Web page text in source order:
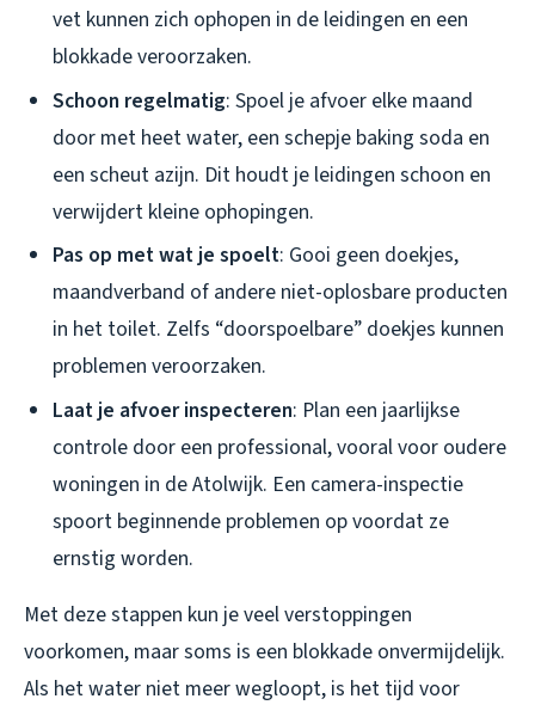
vet kunnen zich ophopen in de leidingen en een
blokkade veroorzaken.
Schoon regelmatig: Spoel je afvoer elke maand
door met heet water, een schepje baking soda en
een scheut azijn. Dit houdt je leidingen schoon en
verwijdert kleine ophopingen.
Pas op met wat je spoelt: Gooi geen doekjes,
maandverband of andere niet-oplosbare producten
in het toilet. Zelfs “doorspoelbare” doekjes kunnen
problemen veroorzaken.
Laat je afvoer inspecteren: Plan een jaarlijkse
controle door een professional, vooral voor oudere
woningen in de Atolwijk. Een camera-inspectie
spoort beginnende problemen op voordat ze
ernstig worden.
Met deze stappen kun je veel verstoppingen
voorkomen, maar soms is een blokkade onvermijdelijk.
Als het water niet meer wegloopt, is het tijd voor